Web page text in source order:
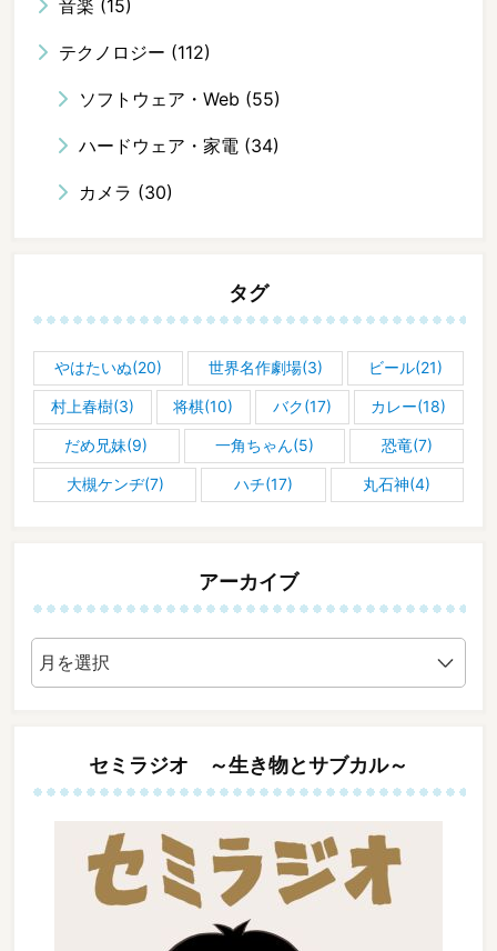
音楽 (15)
テクノロジー (112)
ソフトウェア・Web (55)
ハードウェア・家電 (34)
カメラ (30)
タグ
やはたいぬ(20) 世界名作劇場(3) ビール(21)
村上春樹(3) 将棋(10) バク(17) カレー(18)
だめ兄妹(9) 一角ちゃん(5) 恐竜(7)
大槻ケンヂ(7) ハチ(17) 丸石神(4)
アーカイブ
ア
ー
カ
セミラジオ ～生き物とサブカル～